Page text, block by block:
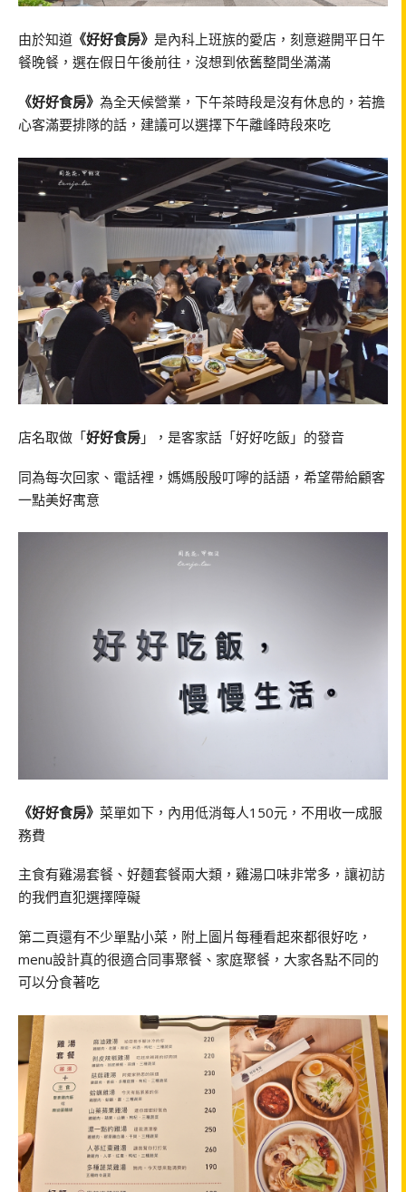
由於知道 《好好食房》 是內科上班族的愛店，刻意避開平日午
餐晚餐，選在假日午後前往，沒想到依舊整間坐滿滿
《好好食房》 為全天候營業，下午茶時段是沒有休息的，若擔
心客滿要排隊的話，建議可以選擇下午離峰時段來吃
店名取做「好好食房 」，是客家話「好好吃飯」的發音
同為每次回家、電話裡，媽媽殷殷叮嚀的話語，希望帶給顧客
一點美好寓意
《好好食房》 菜單如下，內用低消每人150元，不用收一成服
務費
主食有雞湯套餐、好麵套餐兩大類，雞湯口味非常多，讓初訪
的我們直犯選擇障礙
第二頁還有不少單點小菜，附上圖片每種看起來都很好吃，
menu設計真的很適合同事聚餐、家庭聚餐，大家各點不同的
可以分食著吃